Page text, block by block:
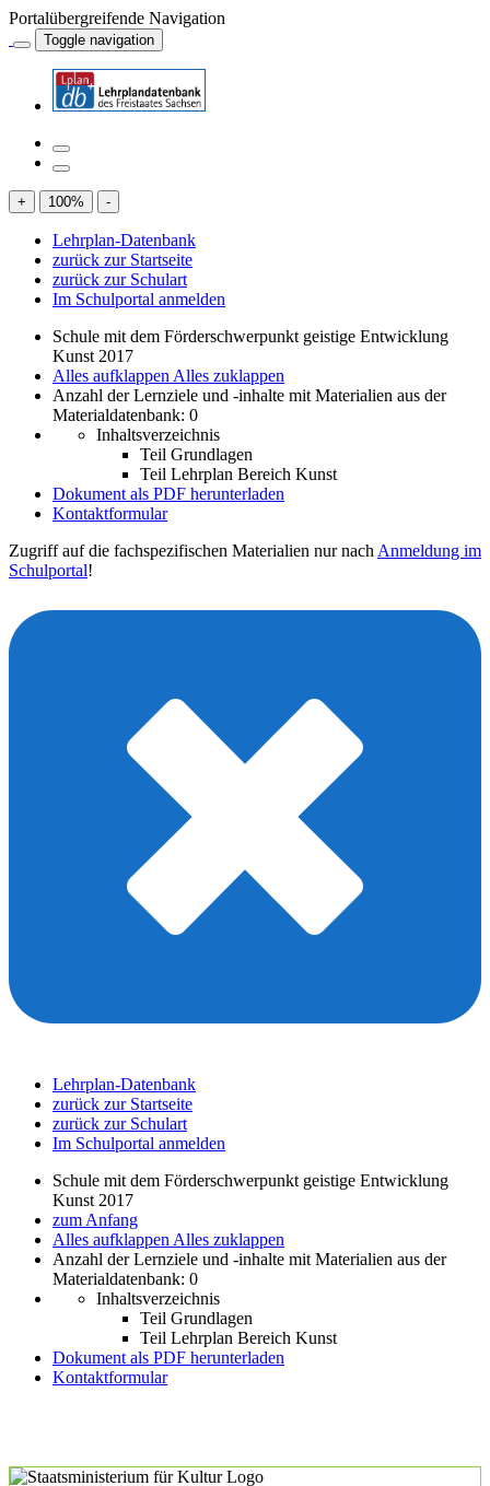
Portalübergreifende Navigation
Toggle navigation
+ 100% -
Lehrplan-Datenbank
zurück zur Startseite
zurück zur Schulart
Im Schulportal anmelden
Schule mit dem Förderschwerpunkt geistige Entwicklung
Kunst 2017
Alles aufklappen Alles zuklappen
Anzahl der Lernziele und -inhalte mit Materialien aus der
Materialdatenbank: 0
Inhaltsverzeichnis
Teil Grundlagen
Teil Lehrplan Bereich Kunst
Dokument als PDF herunterladen
Kontaktformular
Zugriff auf die fachspezifischen Materialien nur nach Anmeldung im
Schulportal!
Lehrplan-Datenbank
zurück zur Startseite
zurück zur Schulart
Im Schulportal anmelden
Schule mit dem Förderschwerpunkt geistige Entwicklung
Kunst 2017
zum Anfang
Alles aufklappen Alles zuklappen
Anzahl der Lernziele und -inhalte mit Materialien aus der
Materialdatenbank: 0
Inhaltsverzeichnis
Teil Grundlagen
Teil Lehrplan Bereich Kunst
Dokument als PDF herunterladen
Kontaktformular